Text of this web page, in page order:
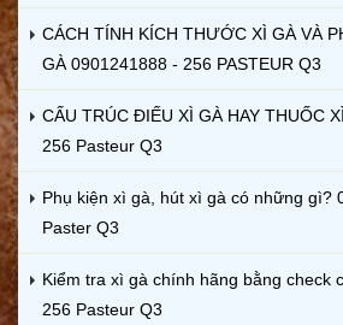
CÁCH TÍNH KÍCH THƯỚC XÌ GÀ VÀ
GÀ 0901241888 - 256 PASTEUR Q3
CẤU TRÚC ĐIẾU XÌ GÀ HAY THUỐC
256 Pasteur Q3
Phụ kiện xì gà, hút xì gà có những gì?
Paster Q3
Kiểm tra xì gà chính hãng bằng check
256 Pasteur Q3